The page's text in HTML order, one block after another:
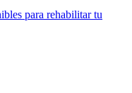
para rehabilitar tu